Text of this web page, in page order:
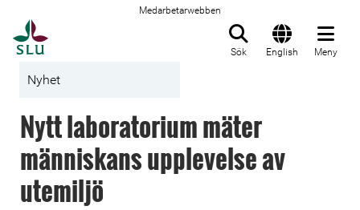
Medarbetarwebben
Sök English Meny
Nyhet
Nytt laboratorium mäter
människans upplevelse av
utemiljö